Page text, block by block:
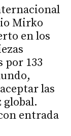
Mirko
en los
por 133
las
entrada